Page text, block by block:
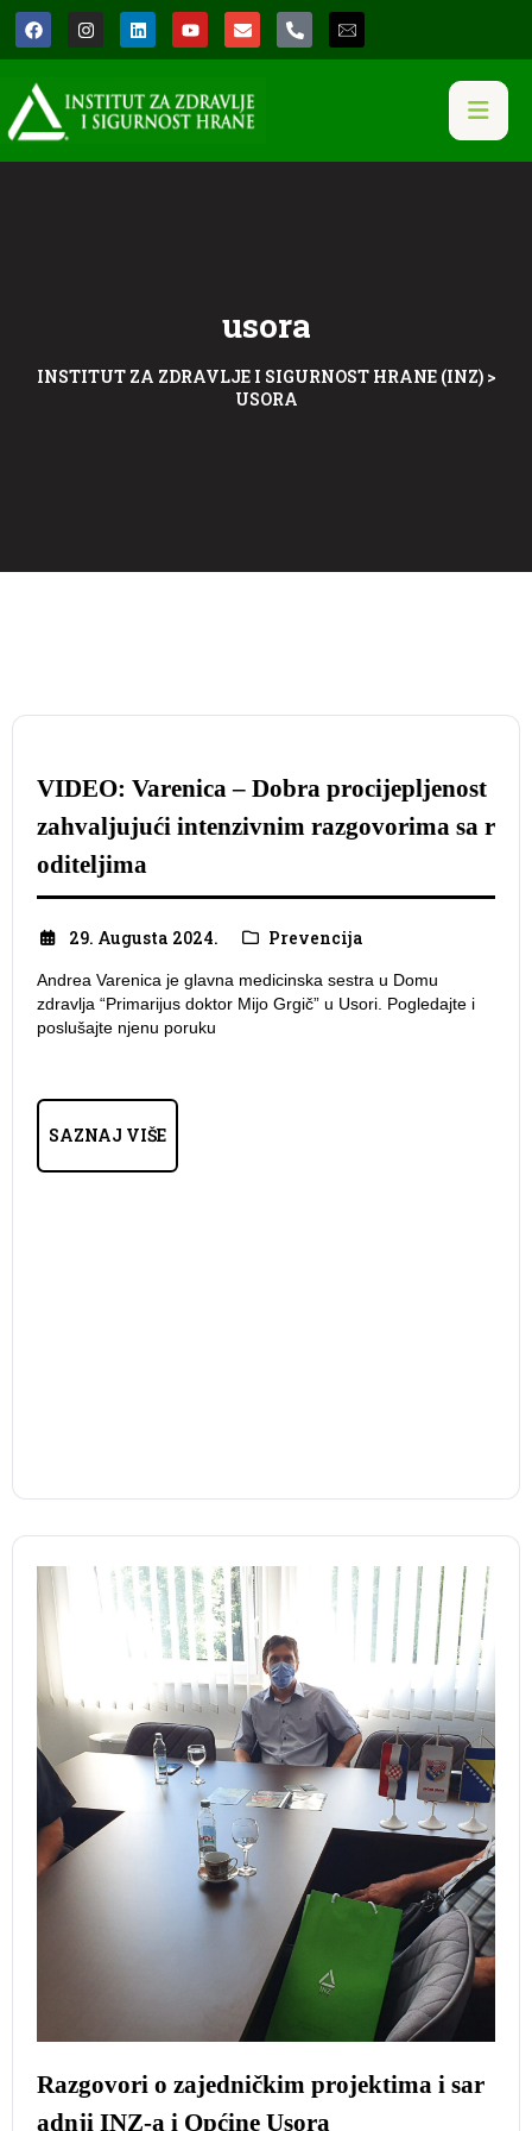
usora
INSTITUT ZA ZDRAVLJE I SIGURNOST HRANE (INZ)>
USORA
VIDEO: Varenica – Dobra procijepljenost
zahvaljujući intenzivnim razgovorima sa r
oditeljima
29. Augusta 2024. Prevencija
Andrea Varenica je glavna medicinska sestra u Domu
zdravlja “Primarijus doktor Mijo Grgič” u Usori. Pogledajte i
poslušajte njenu poruku
SAZNAJ VIŠE
Razgovori o zajedničkim projektima i sar
adnji INZ-a i Općine Usora